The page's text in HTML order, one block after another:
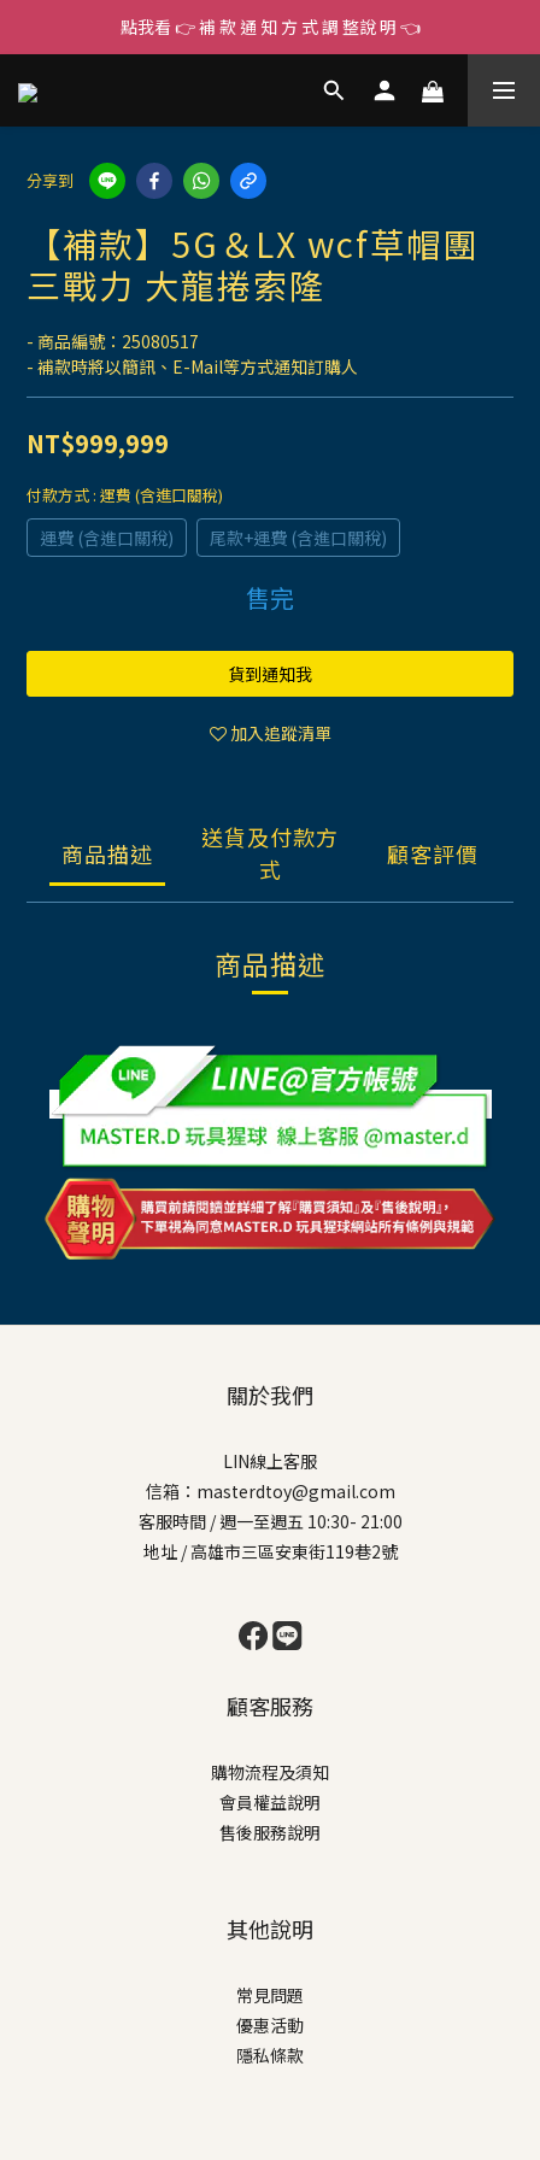
點我看 👉 補 款 通 知 方 式 調 整說 明 👈
分享到
【補款】5G＆LX wcf草帽團
三戰力 大龍捲索隆
- 商品編號：25080517
- 補款時將以簡訊、E-Mail等方式通知訂購人
NT$999,999
付款方式 : 運費 (含進口關稅)
運費 (含進口關稅) 尾款+運費 (含進口關稅)
售完
貨到通知我
加入追蹤清單
商品描述
送貨及付款方
式
顧客評價
商品描述
關於我們
LIN線上客服
信箱：masterdtoy@gmail.com
客服時間 / 週一至週五 10:30- 21:00
地址 / 高雄市三區安東街119巷2號
顧客服務
購物流程及須知
會員權益說明
售後服務說明
其他說明
常見問題
優惠活動
隱私條款